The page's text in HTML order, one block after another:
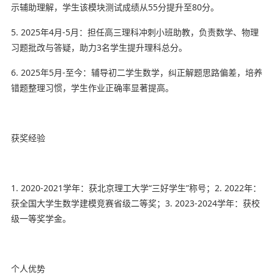
示辅助理解，学生该模块测试成绩从55分提升至80分。
5. 2025年4月-5月：担任高三理科冲刺小班助教，负责数学、物理
习题批改与答疑，助力3名学生提升理科总分。
6. 2025年5月-至今：辅导初二学生数学，纠正解题思路偏差，培养
错题整理习惯，学生作业正确率显著提高。
获奖经验
1. 2020-2021学年：获北京理工大学“三好学生”称号；2. 2022年：
获全国大学生数学建模竞赛省级二等奖；3. 2023-2024学年：获校
级一等奖学金。
个人优势